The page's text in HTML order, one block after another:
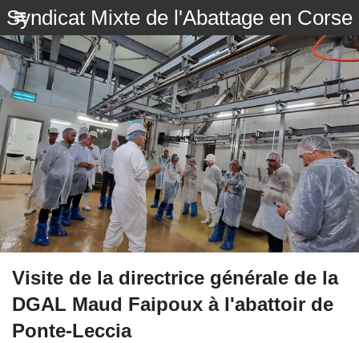
Syndicat Mixte de l'Abattage en Corse
Visite de la directrice générale de la
DGAL Maud Faipoux à l'abattoir de
Ponte-Leccia